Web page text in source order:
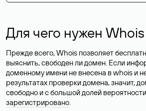
Для чего нужен
Прежде всего, Whois позволяет
выяснить, свободен ли домен. Если
доменному имени не внесена в whois и
результатах проверки домена, значит,
свободно и с большой долей вероятности
зарегистрировано.